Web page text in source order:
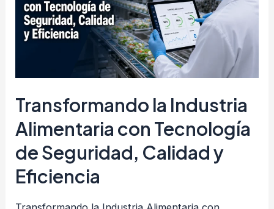
Inundaciones,
Emergencias
Operativas
Transformando la Industria
Alimentaria con Tecnología
de Seguridad, Calidad y
Eficiencia